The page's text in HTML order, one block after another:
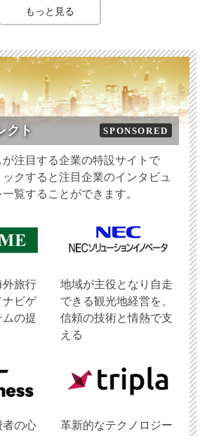
もっと見る
クト SPONSORED
が注目する企業の特設サイトで
クすると注目企業のインタビュ
覧することができます。
外旅行
ナビゲ
ムの提
地域が主役となり自走
できる観光地経営を、
信頼の技術と情熱で支
える
者の心 革新的なテクノロジー